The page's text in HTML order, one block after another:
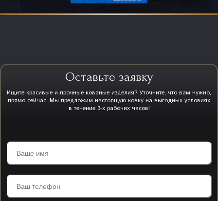
Оставьте заявку
Ищите красивые и прочные кованые изделия? Уточните, что вам нужно,
прямо сейчас. Мы предложим настоящую ковку на выгодных условиях
в течение 3-х рабочих часов!